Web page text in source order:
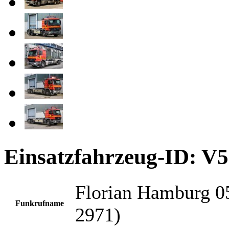
Einsatzfahrzeug-ID:
Funkrufname
Florian Hamburg
2971)